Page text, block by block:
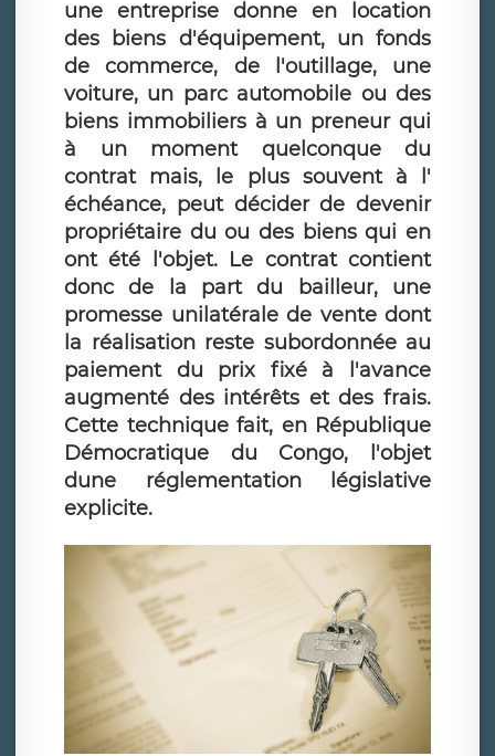
une entreprise donne en location
des biens d'équipement, un fonds
de commerce, de l'outillage, une
voiture, un parc automobile ou des
biens immobiliers à un preneur qui
à un moment quelconque du
contrat mais, le plus souvent à l'
échéance, peut décider de devenir
propriétaire du ou des biens qui en
ont été l'objet. Le contrat contient
donc de la part du bailleur, une
promesse unilatérale de vente dont
la réalisation reste subordonnée au
paiement du prix fixé à l'avance
augmenté des intérêts et des frais.
Cette technique fait, en République
Démocratique du Congo, l'objet
dune réglementation législative
explicite.